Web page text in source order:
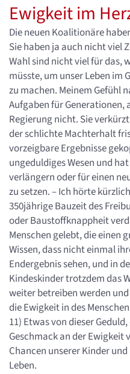
Ewigkeit im
Die neuen Koalitionäre
Sie haben ja auch nicht viel
Wahl sind nicht viel für das,
müsste, um unser Leben im
zu machen. Meinem Gefühl
Aufgaben für Generationen,
Regierung nicht. Sie
der schlichte Machterhalt
vorzeigbare Ergebnisse
ungeduldiges Wesen und
verlängern oder für einen
zu setzen. – Ich hörte
350jährige Bauzeit des
oder Baustoffknappheit
Menschen gelebt, die einen
Wissen, dass nicht einmal
Endergebnis sehen, und in
Kindeskinder trotzdem das
weiter betreiben werden
die Ewigkeit in des
11) Etwas von dieser
Geschmack an der
Chancen unserer Kinder
Leben.